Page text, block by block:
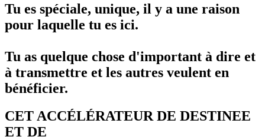
Tu es spéciale, unique, il y a une raison
pour laquelle tu es ici.
Tu as quelque chose d'important à dire et
à transmettre et les autres veulent en
bénéficier.
CET ACCÉLÉRATEUR DE DESTINEE
ET DE